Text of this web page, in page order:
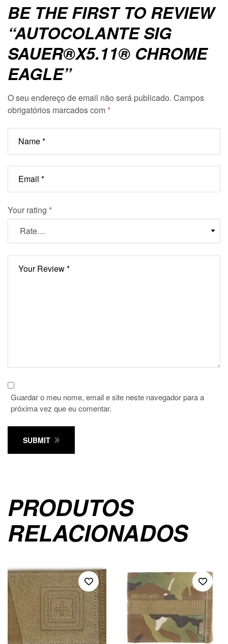
BE THE FIRST TO REVIEW
“AUTOCOLANTE SIG
SAUER®X5.11® CHROME
EAGLE”
O seu endereço de email não será publicado. Campos
obrigatórios marcados com*
Your rating *
Guardar o meu nome, email e site neste navegador para a
próxima vez que eu comentar.
SUBMIT
PRODUTOS
RELACIONADOS